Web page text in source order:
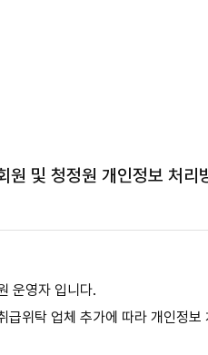
원 및 청정원 개인정보 처리
운영자 입니다.
급위탁 업체 추가에 따라 개인정보